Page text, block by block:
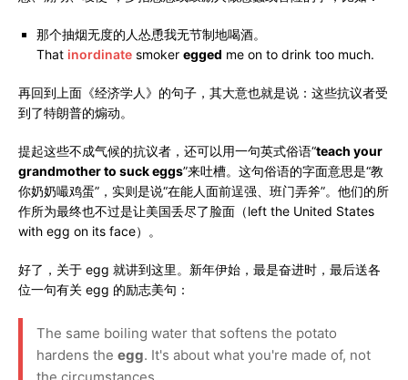
那个抽烟无度的人怂恿我无节制地喝酒。
That inordinate smoker egged me on to drink too much.
再回到上面《经济学人》的句子，其大意也就是说：这些抗议者受
到了特朗普的煽动。
提起这些不成气候的抗议者，还可以用一句英式俗语“teach your
grandmother to suck eggs”来吐槽。这句俗语的字面意思是“教
你奶奶嘬鸡蛋”，实则是说“在能人面前逞强、班门弄斧”。他们的所
作所为最终也不过是让美国丢尽了脸面（left the United States
with egg on its face）。
好了，关于 egg 就讲到这里。新年伊始，最是奋进时，最后送各
位一句有关 egg 的励志美句：
The same boiling water that softens the potato
hardens the egg. It's about what you're made of, not